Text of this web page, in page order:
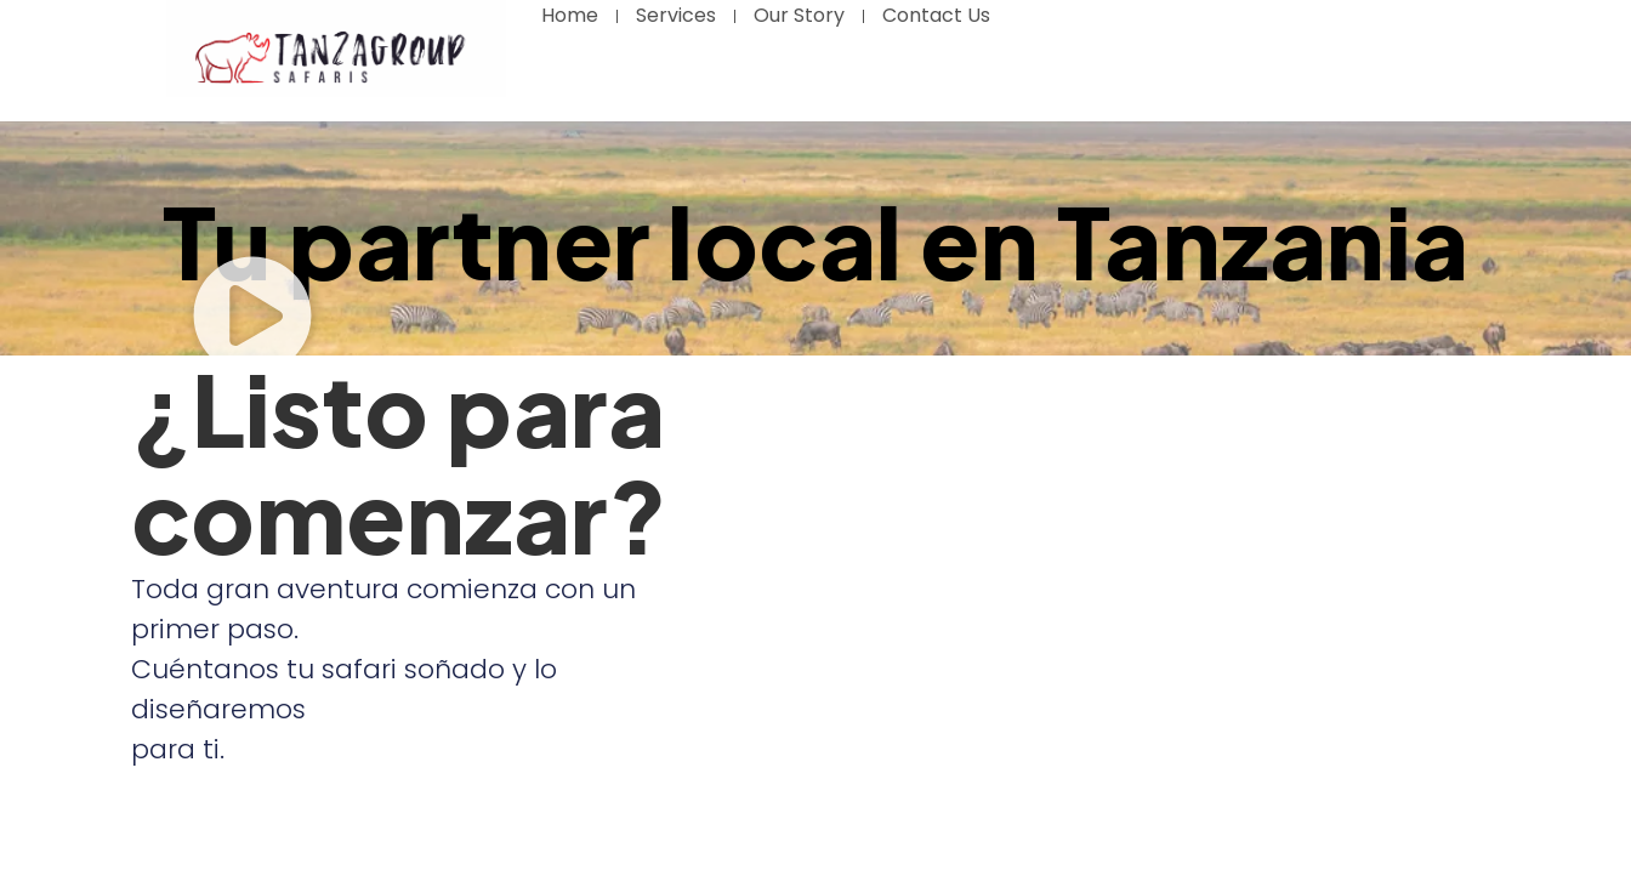
Home Services Our Story Contact Us
Tu partner local en Tanzania
¿Listo para
comenzar?
Toda gran aventura comienza con un
primer paso.
Cuéntanos tu safari soñado y lo
diseñaremos
para ti.